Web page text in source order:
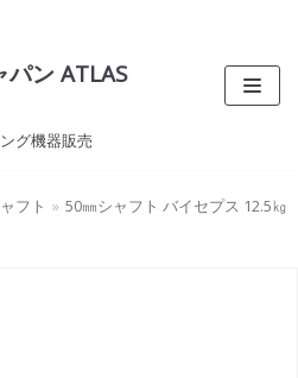
ン ATLAS
グ機器販売
フト » 50㎜シャフト バイセプス 12.5㎏